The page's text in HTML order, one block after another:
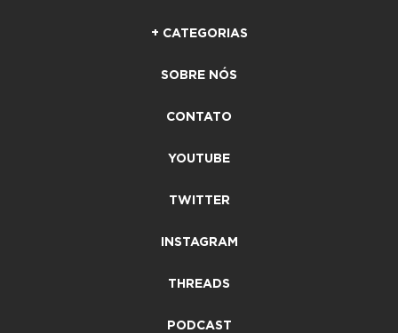
+ CATEGORIAS
SOBRE NÓS
CONTATO
YOUTUBE
TWITTER
INSTAGRAM
THREADS
PODCAST